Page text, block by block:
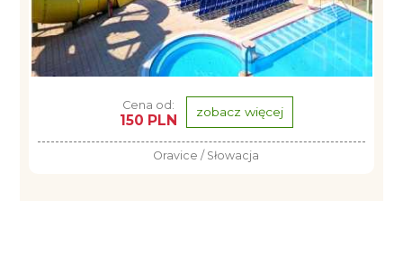
Cena od:
150 PLN zobacz więcej
Oravice / Słowacja